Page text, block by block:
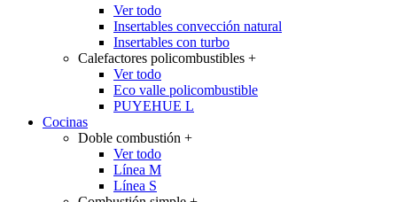
Ver todo
Insertables convección natural
Insertables con turbo
Calefactores policombustibles +
Ver todo
Eco valle policombustible
PUYEHUE L
Cocinas
Doble combustión +
Ver todo
Línea M
Línea S